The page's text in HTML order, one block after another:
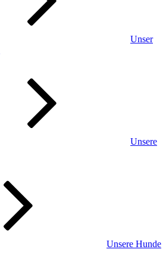
Unser
Unsere
Unsere Hunde